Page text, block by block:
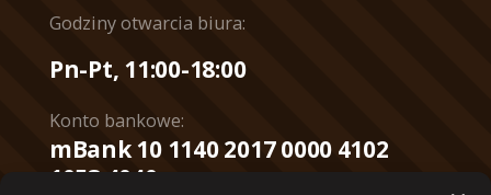
Godziny otwarcia biura:
Pn-Pt, 11:00-18:00
Konto bankowe:
mBank 10 1140 2017 0000 4102
1053 4040